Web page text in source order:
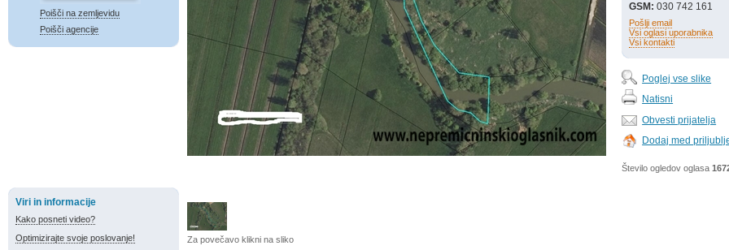
Poišči na zemljevidu
Poišči agencije
Viri in informacije
Kako posneti video?
Optimizirajte svoje poslovanje!
Za povečavo klikni na sliko
GSM: 030 742 161
Pošlji email
Vsi oglasi uporabnika
Vsi kontakti
Poglej vse slike
Natisni
Obvesti prijatelja
Dodaj med
Število ogledov oglasa